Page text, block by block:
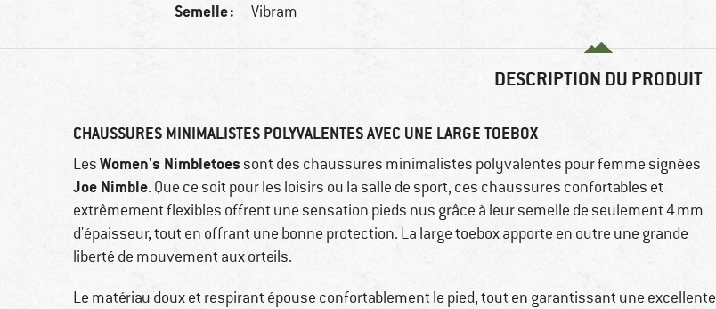
Semelle : Vibram
DESCRIPTION DU PRODUIT
CHAUSSURES MINIMALISTES POLYVALENTES AVEC UNE LARGE TOEBOX
LesWomen's Nimbletoes sont des chaussures minimalistes polyvalentes pour femme signées
Joe Nimble. Que ce soit pour les loisirs ou la salle de sport, ces chaussures confortables et
extrêmement flexibles offrent une sensation pieds nus grâce à leur semelle de seulement 4 mm
d'épaisseur, tout en offrant une bonne protection. La large toebox apporte en outre une grande
liberté de mouvement aux orteils.
Le matériau doux et respirant épouse confortablement le pied, tout en garantissant une excellente